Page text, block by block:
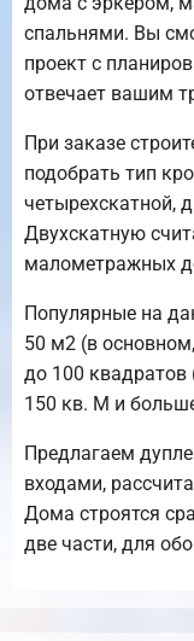
спальнями. Вы
проект с
отвечает вашим
При заказе
подобрать тип
четырехскатной,
Двухскатную
малометражных
Популярные на
50 м2 (в
до 100
150 кв. М и
Предлагаем
входами,
Дома строятся
две части, для